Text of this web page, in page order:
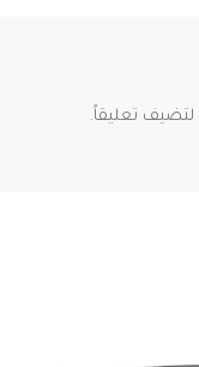
لتضيف تعليقاً.